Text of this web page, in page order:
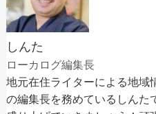
しんた
ローカログ編集長
地元在住ライターによる地域
の編集長を務めているしんた